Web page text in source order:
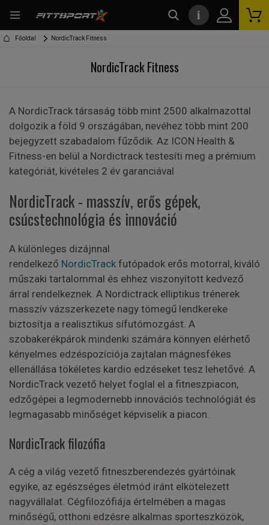
Főoldal NordicTrack Fitness
NordicTrack Fitness
A NordicTrack társaság több mint 2500 alkalmazottal
dolgozik a föld 9 országában, nevéhez több mint 200
bejegyzett szabadalom fűződik. Az ICON Health &
Fitness-en belül a Nordictrack testesíti meg a prémium
kategóriát, kivételes 2 év garanciával
NordicTrack - masszív, erős gépek,
csúcstechnológia és innováció
A különleges dizájnnal
rendelkező NordicTrack futópadok erős motorral, kiváló
műszaki tartalommal és ehhez viszonyított kedvező
árral rendelkeznek. A Nordictrack elliptikus trénerek
masszív vázszerkezete nagy tömegű lendkereke
biztosítja a realisztikus sífutómozgást. A
szobakerékpárok mindenki számára könnyen elérhető
kényelmes edzéspozíciója zajtalan mágnesfékes
ellenállása tökéletes kardio edzéseket tesz lehetővé. A
NordicTrack vezető helyet foglal el a fitneszpiacon,
edzőgépei a legmodernebb innovációs technológiát és
legmagasabb minőséget képviselik a piacon.
NordicTrack filozófia
A cég a világ vezető fitneszberendezés gyártóinak
egyike, az egészséges életmód iránt elkötelezett
nagyvállalat. Cégfilozófiája értelmében a magas
minőségű, otthoni edzésre alkalmas sporteszközök,
i
kereső